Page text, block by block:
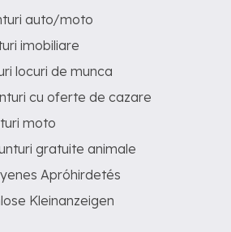
auto/moto
imobiliare
locuri de munca
cu oferte de cazare
moto
gratuite animale
Apróhirdetés
Kleinanzeigen